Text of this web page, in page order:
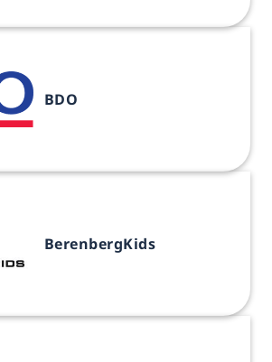
BDO
BerenbergKids